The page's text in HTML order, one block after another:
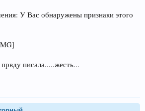
У Вас обнаружены признаки этого
писала.....жесть...